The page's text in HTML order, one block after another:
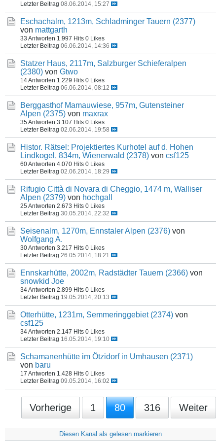
Letzter Beitrag 08.06.2014, 15:27
Eschachalm, 1213m, Schladminger Tauern (2377)
von mattgarth
33 Antworten 1.997 Hits 0 Likes
Letzter Beitrag 06.06.2014, 14:36
Statzer Haus, 2117m, Salzburger Schieferalpen
(2380) von Gtwo
14 Antworten 1.229 Hits 0 Likes
Letzter Beitrag 06.06.2014, 08:12
Berggasthof Mamauwiese, 957m, Gutensteiner
Alpen (2375) von maxrax
35 Antworten 3.107 Hits 0 Likes
Letzter Beitrag 02.06.2014, 19:58
Histor. Rätsel: Projektiertes Kurhotel auf d. Hohen
Lindkogel, 834m, Wienerwald (2378) von csf125
60 Antworten 4.070 Hits 0 Likes
Letzter Beitrag 02.06.2014, 18:29
Rifugio Città di Novara di Cheggio, 1474 m, Walliser
Alpen (2379) von hochgall
25 Antworten 2.673 Hits 0 Likes
Letzter Beitrag 30.05.2014, 22:32
Seisenalm, 1270m, Ennstaler Alpen (2376) von
Wolfgang A.
30 Antworten 3.217 Hits 0 Likes
Letzter Beitrag 26.05.2014, 18:21
Ennskarhütte, 2002m, Radstädter Tauern (2366) von
snowkid Joe
34 Antworten 2.899 Hits 0 Likes
Letzter Beitrag 19.05.2014, 20:13
Otterhütte, 1231m, Semmeringgebiet (2374) von
csf125
34 Antworten 2.147 Hits 0 Likes
Letzter Beitrag 16.05.2014, 19:10
Schamanenhütte im Ötzidorf in Umhausen (2371)
von baru
17 Antworten 1.428 Hits 0 Likes
Letzter Beitrag 09.05.2014, 16:02
Vorherige 1 80 316 Weiter
Diesen Kanal als gelesen markieren